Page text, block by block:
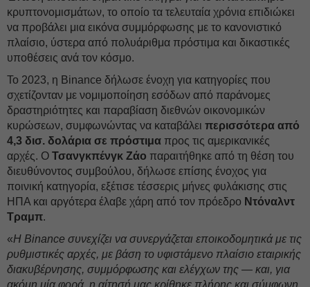
κρυπτονομισμάτων, το οποίο τα τελευταία χρόνια επιδιώκει
να προβάλει μια εικόνα συμμόρφωσης με το κανονιστικό
πλαίσιο, ύστερα από πολυάριθμα πρόστιμα και δικαστικές
υποθέσεις ανά τον κόσμο.
Το 2023, η Binance δήλωσε ένοχη για κατηγορίες που
σχετίζονταν με νομιμοποίηση εσόδων από παράνομες
δραστηριότητες και παραβίαση διεθνών οικονομικών
κυρώσεων, συμφωνώντας να καταβάλει περισσότερα από
4,3 δισ. δολάρια σε πρόστιμα προς τις αμερικανικές
αρχές. Ο Τσανγκπένγκ Ζάο παραιτήθηκε από τη θέση του
διευθύνοντος συμβούλου, δήλωσε επίσης ένοχος για
ποινική κατηγορία, εξέτισε τέσσερις μήνες φυλάκισης στις
ΗΠΑ και αργότερα έλαβε χάρη από τον πρόεδρο Ντόναλντ
Τραμπ.
«Η Binance συνεχίζει να συνεργάζεται εποικοδομητικά με τις
ρυθμιστικές αρχές, με βάση το υφιστάμενο πλαίσιο εταιρικής
διακυβέρνησης, συμμόρφωσης και ελέγχων της — και, για
ακόμη μία φορά, η αίτησή μας κρίθηκε πλήρης και σύμφωνη